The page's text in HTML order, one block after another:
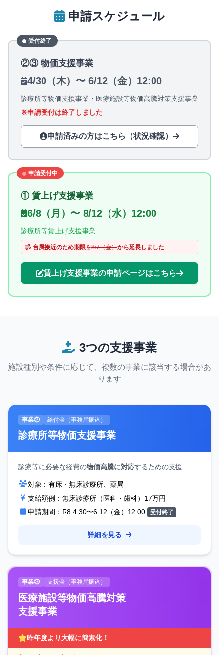
申請スケジュール
受付終了
②③ 物価支援事業
4/30（木）〜 6/12（金）12:00
診療所等物価支援事業・医療施設等物価高騰対策支援事業
※申請受付は終了しました
申請済みの方はこちら（状況確認）
申請受付中
① 賃上げ支援事業
6/8（月）〜 8/12（水）12:00
診療所等賃上げ支援事業
台風接近のため期限を8/7（金）から延長しました
賃上げ支援事業の申請ページはこちら
3つの支援事業
施設種別や条件に応じて、複数の事業に該当する場合があ
ります
事業② 給付金（事務局振込）
診療所等物価支援事業
診療等に必要な経費の物価高騰に対応するための支援
対象： 有床・無床診療所、薬局
支給額例： 無床診療所（医科・歯科）17万円
申請期間： R8.4.30〜6.12（金）12:00 受付終了
詳細を見る
事業③ 支援金（事務局振込）
医療施設等物価高騰対策
支援事業
昨年度より大幅に簡素化！